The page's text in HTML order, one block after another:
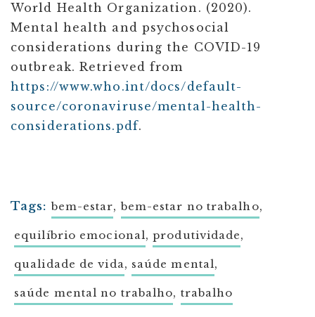
World Health Organization. (2020).
Mental health and psychosocial
considerations during the COVID-19
outbreak. Retrieved from
https://www.who.int/docs/default-
source/coronaviruse/mental-health-
considerations.pdf.
Tags: bem-estar, bem-estar no trabalho,
equilíbrio emocional, produtividade,
qualidade de vida, saúde mental,
saúde mental no trabalho, trabalho